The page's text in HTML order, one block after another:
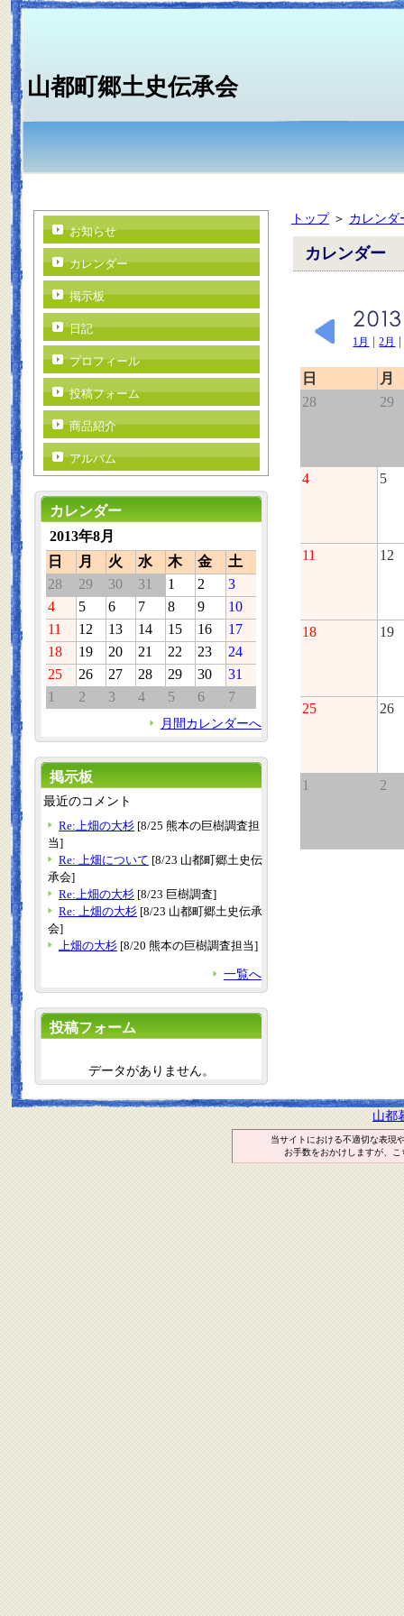
山都町郷土史伝承会
トップ＞ カレンダ
カレンダー
1月 |2月
日
月
28
29
4 5
11 12
18 19
25 26
1 2
お知らせ
カレンダー
掲示板
日記
プロフィール
投稿フォーム
商品紹介
アルバム
カレンダー
2013年8月
日
月 火 水 木 金
土
28
29 30 31 1 2
3
4
5 6 7 8 9
10
11
12 13 14 15 16
17
18
19 20 21 22 23
24
25
26 27 28 29 30
31
1
2 3 4 5 6 7
月間カレンダーへ
掲示板
最近のコメント
Re:上畑の大杉 [8/25 熊本の巨樹調査担
当]
Re: 上畑について [8/23 山都町郷土史伝
承会]
Re:上畑の大杉 [8/23 巨樹調査]
Re: 上畑の大杉 [8/23 山都町郷土史伝承
会]
上畑の大杉 [8/20 熊本の巨樹調査担当]
一覧へ
投稿フォーム
データがありません。
山都
当サイトにおける不適切な表現
お手数をおかけしますが、こ